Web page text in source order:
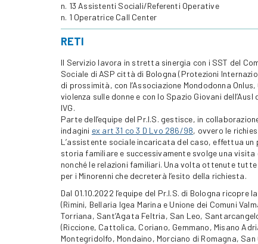
n. 13 Assistenti Sociali/Referenti Operative
n. 1 Operatrice Call Center
RETI
Il Servizio lavora in stretta sinergia con i SST del
Sociale di ASP città di Bologna (Protezioni
di prossimità, con l’Associazione Mondodonna
violenza sulle donne e con lo Spazio Giovani
IVG.
Parte dell’equipe del Pr.I.S. gestisce, in
indagini ex art 31 co 3 D Lvo 286/98, ovvero le
L’assistente sociale incaricata del caso, effettua
storia familiare e successivamente svolge una
nonché le relazioni familiari. Una volta ottenute
per i Minorenni che decreterà l’esito della richiesta.
Dal 01.10.2022 l’equipe del Pr.I.S. di Bologna
(Rimini, Bellaria Igea Marina e Unione dei Comuni
Torriana, Sant’Agata Feltria, San Leo,
(Riccione, Cattolica, Coriano, Gemmano, Misano
Montegridolfo, Mondaino, Morciano di Romagna,